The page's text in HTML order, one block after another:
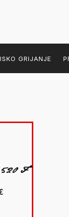
GRIJANJE
F
Trenutna